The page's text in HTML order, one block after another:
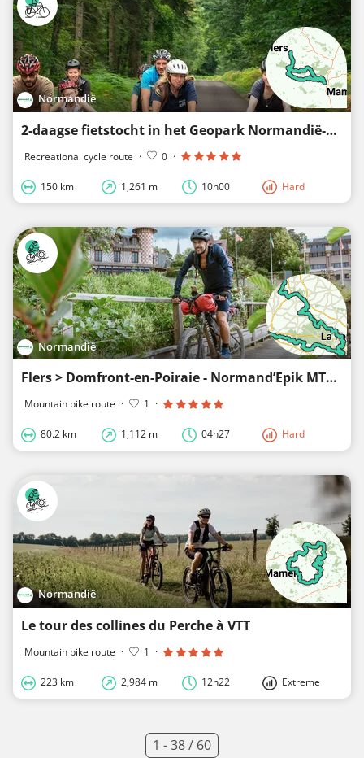
Normandië
2-daagse fietstocht in het Geopark Normandië-Maine
Recreational cycle route · 0 ·
150 km 1,261 m 10h00 Hard
Normandië
Flers > Domfront-en-Poiraie - Normand’Epik MTB
Mountain bike route · 1 ·
80.2 km 1,112 m 04h27 Hard
Normandië
Le tour des collines du Perche à VTT
Mountain bike route · 1 ·
223 km 2,984 m 12h22 Extreme
1 - 38 / 60